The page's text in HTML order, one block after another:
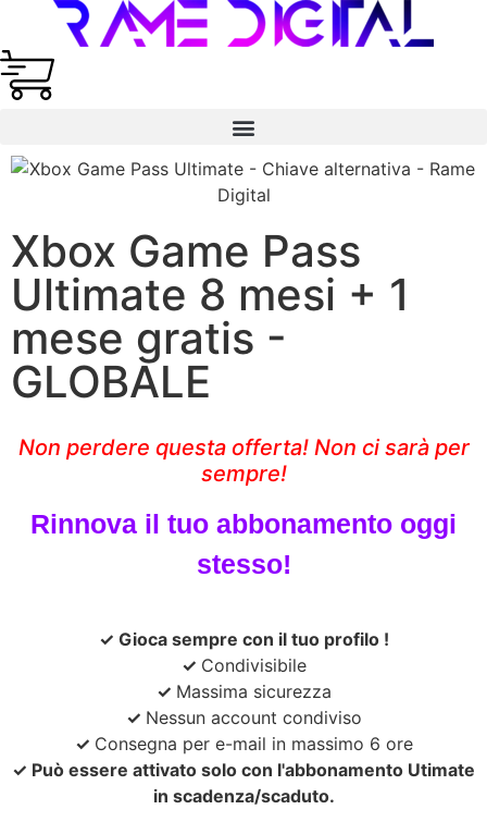
Xbox Game Pass
Ultimate 8 mesi + 1
mese gratis -
GLOBALE
Non perdere questa offerta! Non ci sarà per
sempre!
Rinnova il tuo abbonamento oggi
stesso!
✓ Gioca sempre con il tuo profilo!
✓ Condivisibile
✓ Massima sicurezza
✓ Nessun account condiviso
✓ Consegna per e-mail in massimo 6 ore
✓ Può essere attivato solo con l'abbonamento Utimate
in scadenza/scaduto.